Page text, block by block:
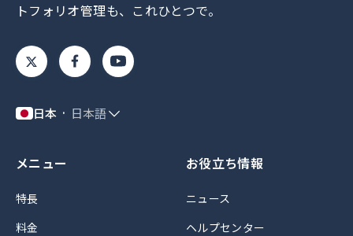
トフォリオ管理も、これひとつで。
日本 日本語
メニュー
特長
料金
お役立ち情報
ニュース
ヘルプセンター